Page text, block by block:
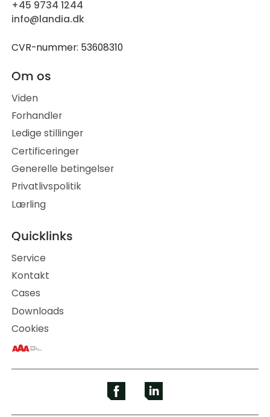
+45 9734 1244
info@landia.dk
CVR-nummer: 53608310
Om os
Viden
Forhandler
Ledige stillinger
Certificeringer
Generelle betingelser
Privatlivspolitik
Lærling
Quicklinks
Service
Kontakt
Cases
Downloads
Cookies